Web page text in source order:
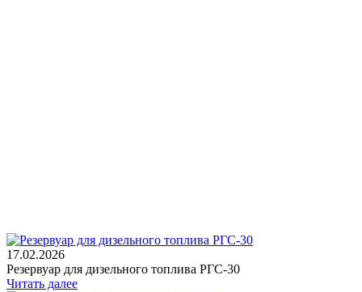
17.02.2026
Резервуар для дизельного топлива РГС-30
Читать далее